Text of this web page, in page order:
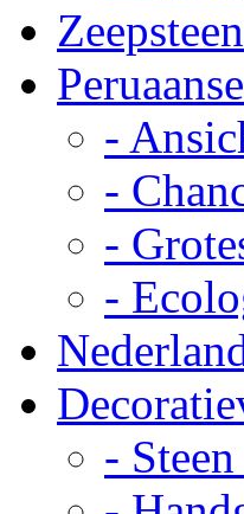
-
-
-
-
-